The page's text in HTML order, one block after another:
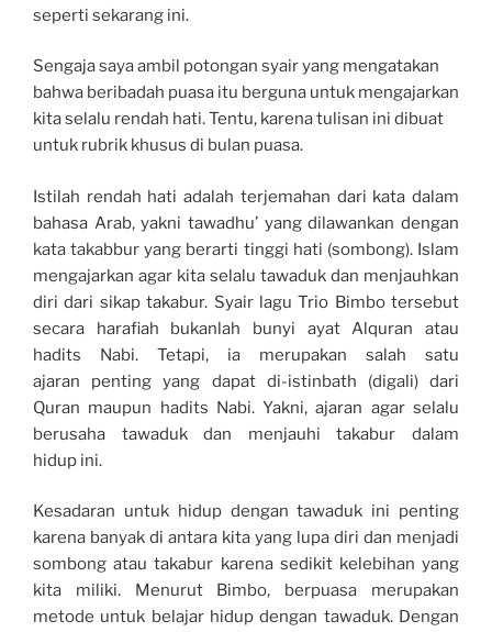
seperti sekarang ini.
Sengaja saya ambil potongan syair yang mengatakan
bahwa beribadah puasa itu berguna untuk mengajarkan
kita selalu rendah hati. Tentu, karena tulisan ini dibuat
untuk rubrik khusus di bulan puasa.
Istilah rendah hati adalah terjemahan dari kata dalam
bahasa Arab, yakni tawadhu’ yang dilawankan dengan
kata takabbur yang berarti tinggi hati (sombong). Islam
mengajarkan agar kita selalu tawaduk dan menjauhkan
diri dari sikap takabur. Syair lagu Trio Bimbo tersebut
secara harafiah bukanlah bunyi ayat Alquran atau
hadits Nabi. Tetapi, ia merupakan salah satu
ajaran penting yang dapat di-istinbath (digali) dari
Quran maupun hadits Nabi. Yakni, ajaran agar selalu
berusaha tawaduk dan menjauhi takabur dalam
hidup ini.
Kesadaran untuk hidup dengan tawaduk ini penting
karena banyak di antara kita yang lupa diri dan menjadi
sombong atau takabur karena sedikit kelebihan yang
kita miliki. Menurut Bimbo, berpuasa merupakan
metode untuk belajar hidup dengan tawaduk. Dengan